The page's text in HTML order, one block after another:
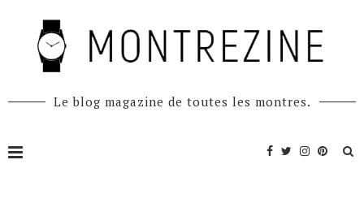
Le blog magazine de toutes les montres.